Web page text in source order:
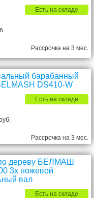
Есть на складе
Рассрочка на 3 мес.
барабанный
DS410-W
Есть на складе
Рассрочка на 3 мес.
дереву БЕЛМАШ
3х ножевой
вал
Есть на складе